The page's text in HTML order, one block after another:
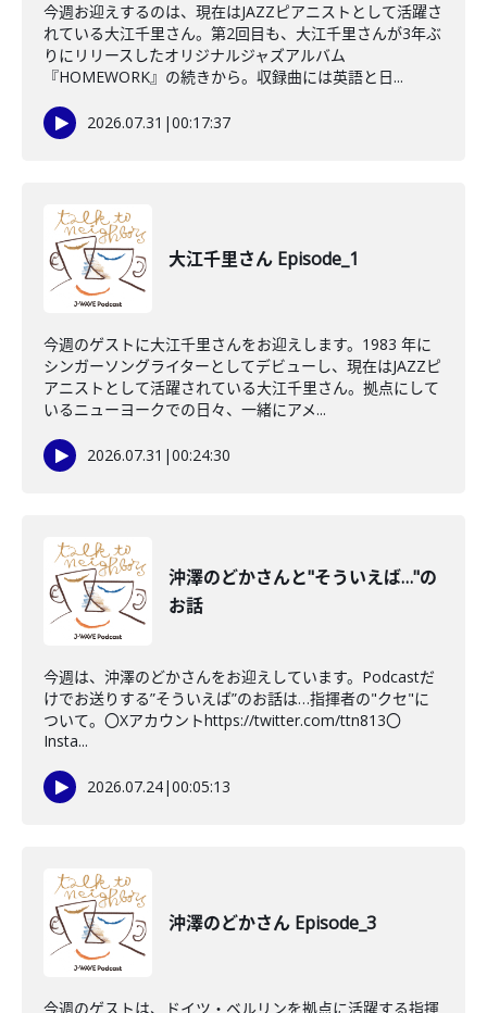
今週お迎えするのは、現在はJAZZピアニストとして活躍さ
れている大江千里さん。第2回目も、大江千里さんが3年ぶ
りにリリースしたオリジナルジャズアルバム
『HOMEWORK』の続きから。収録曲には英語と日...
2026.07.31 |00:17:37
大江千里さん Episode_1
今週のゲストに大江千里さんをお迎えします。1983 年に
シンガーソングライターとしてデビューし、現在はJAZZピ
アニストとして活躍されている大江千里さん。拠点にして
いるニューヨークでの日々、一緒にアメ...
2026.07.31 |00:24:30
沖澤のどかさんと"そういえば…"の
お話
今週は、沖澤のどかさんをお迎えしています。Podcastだ
けでお送りする”そういえば”のお話は…指揮者の"クセ"に
ついて。〇Xアカウントhttps://twitter.com/ttn813〇
Insta...
2026.07.24|00:05:13
沖澤のどかさん Episode_3
今週のゲストは、ドイツ・ベルリンを拠点に活躍する指揮